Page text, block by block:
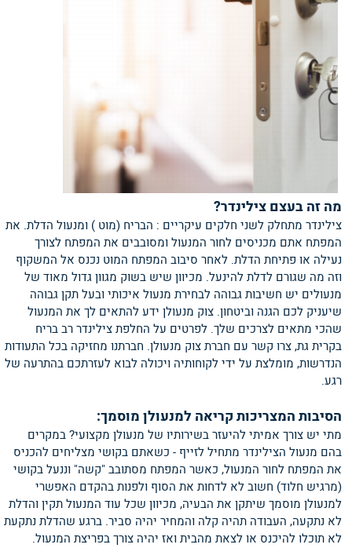
מה זה בעצם צילינדר?
צילינדר מתחלק לשני חלקים עיקריים : הבריח (מוט ) ומנעול הדלת. את
המפתח אתם מכניסים לחור המנעול ומסובבים את המפתח לצורך
נעילה או פתיחת הדלת. לאחר סיבוב המפתח המוט נכנס אל המשקוף
וזה מה שגורם לדלת להינעל. מכיוון שיש בשוק מגוון גדול מאוד של
מנעולים יש חשיבות גבוהה לבחירת מנעול איכותי ובעל תקן גבוהה
שיעניק לכם הגנה וביטחון. צוק מנעולן ידע להתאים לך את המנעול
שהכי מתאים לצרכים שלך. לפרטים על החלפת צילינדר רב בריח
בקרית גת, צרו קשר עם חברת צוק מנעולן. חברתנו מחזיקה בכל התעודות
הנדרשות, מומלצת על ידי לקוחותיה ויכולה לבוא לעזרתכם בהתרעה של
רגע.
הסיבות המצריכות קריאה למנעולן מוסמך:
מתי יש צורך אמיתי להיעזר בשירותיו של מנעולן מקצועי? במקרים
בהם מנעול הצילינדר מתחיל לזייף - כשאתם בקושי מצליחים להכניס
את המפתח לחור המנעול, כאשר המפתח מסתובב "קשה" וננעל בקושי
(מרגיש חלוד) חשוב לא לדחות את הסוף ולפנות בהקדם האפשרי
למנעולן מוסמך שיתקן את הבעיה, מכיוון שכל עוד המנעול תקין והדלת
לא נתקעה, העבודה תהיה קלה והמחיר יהיה סביר. ברגע שהדלת נתקעת
לא תוכלו להיכנס או לצאת מהבית ואז יהיה צורך בפריצת המנעול.